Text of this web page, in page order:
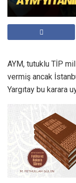
AYM, tutuklu TİP
vermiş ancak
Yargıtay bu karara